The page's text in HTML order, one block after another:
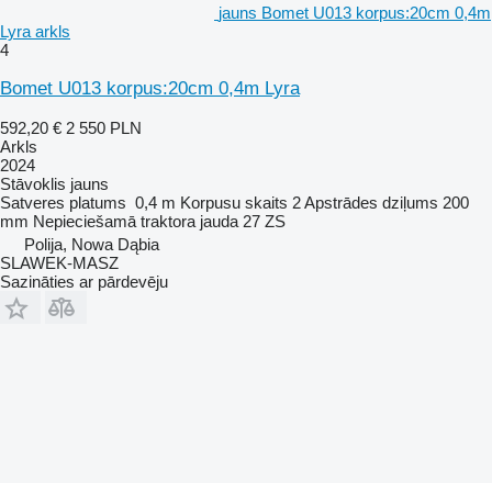
jauns Bomet U013 korpus:20cm 0,4m
Lyra arkls
4
Bomet U013 korpus:20cm 0,4m Lyra
592,20 € 2 550 PLN
Arkls
2024
Stāvoklis jauns
Satveres platums 0,4 m Korpusu skaits 2Apstrādes dziļums 200
mm Nepieciešamā traktora jauda 27 ZS
Polija, Nowa Dąbia
SLAWEK-MASZ
Sazināties ar pārdevēju